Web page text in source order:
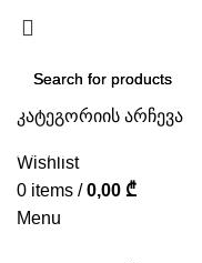
SEARCH
Wishlist
0 items / 0,00 ₾
Menu
კატეგორიის არჩევა
SEARCH